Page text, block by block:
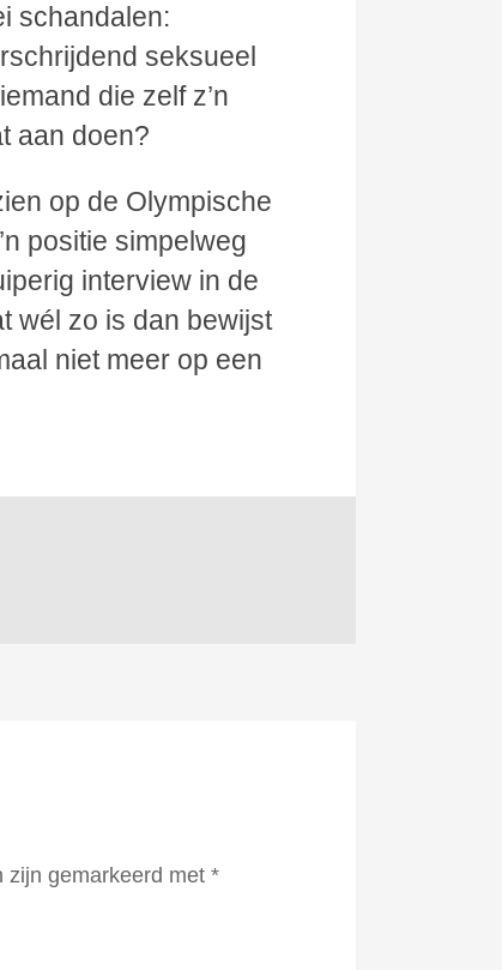
schandalen:
seksueel
die zelf z’n
aan doen?
op de Olympische
positie simpelweg
interview in de
wél zo is dan bewijst
niet meer op een
zijn gemarkeerd met *